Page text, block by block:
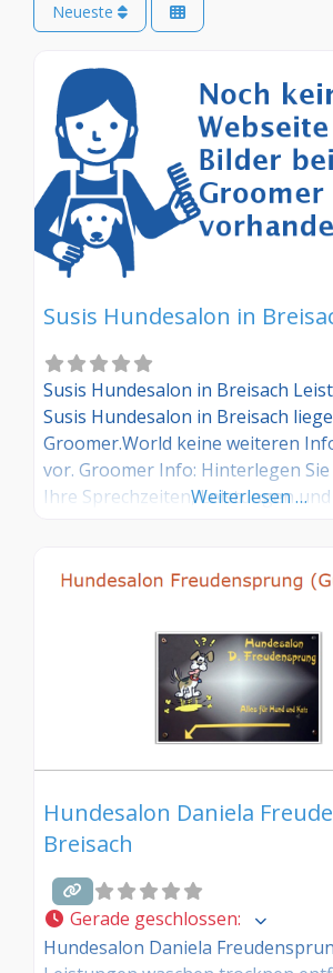
Neueste
Susis Hundesalon in
Susis Hundesalon in Breisach
Susis Hundesalon in Breisach
Groomer.World keine weiteren
vor. Groomer Info: Hinterlegen
Ihre Sprechzeiten, Leistungen
über die Kommentarfunktion
Weiterlesen …
Hundesalon Daniela
Breisach
Gerade geschlossen:
Hundesalon Daniela